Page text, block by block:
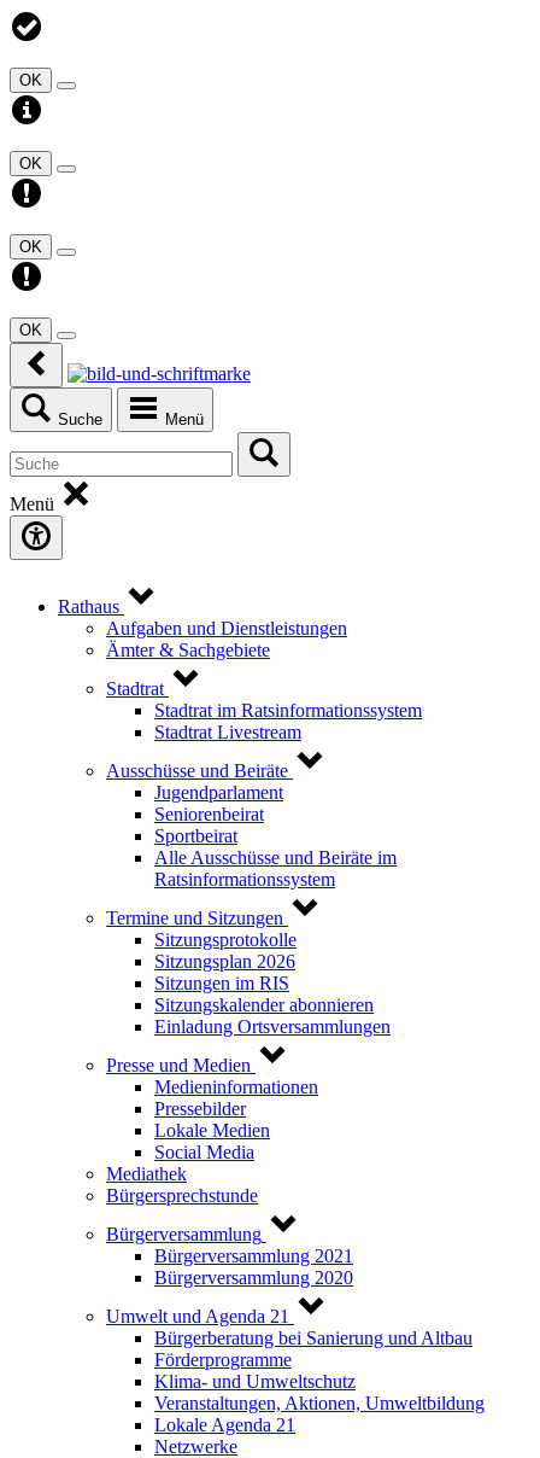
OK
OK
OK
OK
Suche Menü
Menü
Rathaus
Aufgaben und Dienstleistungen
Ämter & Sachgebiete
Stadtrat
Stadtrat im Ratsinformationssystem
Stadtrat Livestream
Ausschüsse und Beiräte
Jugendparlament
Seniorenbeirat
Sportbeirat
Alle Ausschüsse und Beiräte im
Ratsinformationssystem
Termine und Sitzungen
Sitzungsprotokolle
Sitzungsplan 2026
Sitzungen im RIS
Sitzungskalender abonnieren
Einladung Ortsversammlungen
Presse und Medien
Medieninformationen
Pressebilder
Lokale Medien
Social Media
Mediathek
Bürgersprechstunde
Bürgerversammlung
Bürgerversammlung 2021
Bürgerversammlung 2020
Umwelt und Agenda 21
Bürgerberatung bei Sanierung und Altbau
Förderprogramme
Klima- und Umweltschutz
Veranstaltungen, Aktionen, Umweltbildung
Lokale Agenda 21
Netzwerke